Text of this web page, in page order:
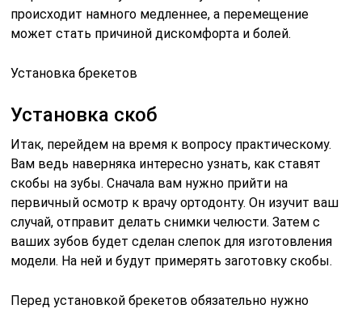
происходит намного медленнее, а перемещение
может стать причиной дискомфорта и болей.
Установка брекетов
Установка скоб
Итак, перейдем на время к вопросу практическому.
Вам ведь наверняка интересно узнать, как ставят
скобы на зубы. Сначала вам нужно прийти на
первичный осмотр к врачу ортодонту. Он изучит ваш
случай, отправит делать снимки челюсти. Затем с
ваших зубов будет сделан слепок для изготовления
модели. На ней и будут примерять заготовку скобы.
Перед установкой брекетов обязательно нужно